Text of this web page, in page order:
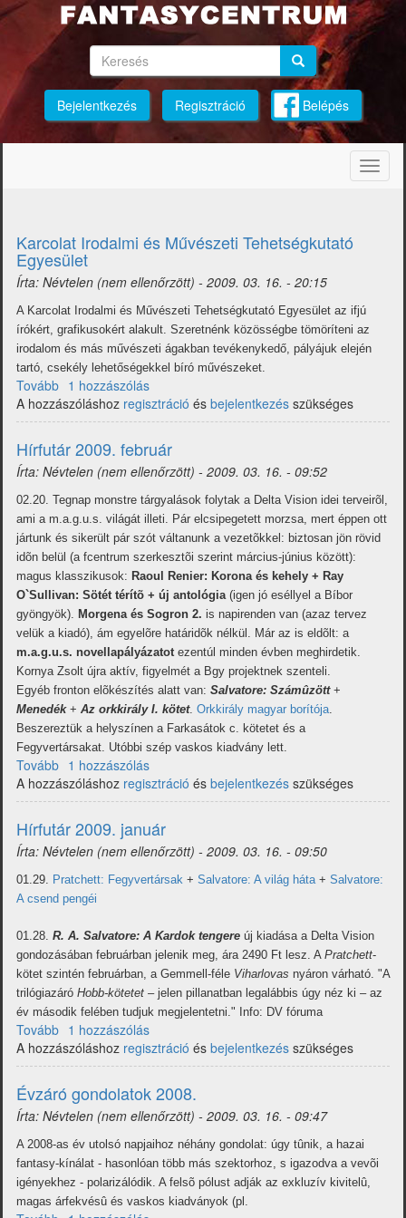
Ugrás
tartalomra
Keresés Keresés
Bejelentkezés Regisztráció Belépés
Karcolat Irodalmi és Művészeti Tehetségkutató
Egyesület
Írta: Névtelen (nem ellenőrzött) - 2009. 03. 16. - 20:15
A Karcolat Irodalmi és Művészeti Tehetségkutató Egyesület az ifjú
írókért, grafikusokért alakult. Szeretnénk közösségbe tömöríteni az
irodalom és más művészeti ágakban tevékenykedő, pályájuk elején
tartó, csekély lehetőségekkel bíró művészeket.
Tovább (Karcolat
Irodalmi
és
Művészeti
Tehetségkutató
Egyesület)
1 hozzászólás
A hozzászóláshoz regisztráció és bejelentkezés szükséges
Hírfutár 2009. február
Írta: Névtelen (nem ellenőrzött) - 2009. 03. 16. - 09:52
02.20. Tegnap monstre tárgyalások folytak a Delta Vision idei terveirõl,
ami a m.a.g.u.s. világát illeti. Pár elcsipegetett morzsa, mert éppen ott
jártunk és sikerült pár szót váltanunk a vezetõkkel: biztosan jön rövid
idõn belül (a fcentrum szerkesztõi szerint március-június között):
magus klasszikusok: Raoul Renier: Korona és kehely + Ray
O`Sullivan: Sötét térítõ + új antológia(igen jó eséllyel a Bíbor
gyöngyök). Morgena és Sogron 2. is napirenden van (azaz tervez
velük a kiadó), ám egyelõre határidõk nélkül. Már az is eldõlt: a
m.a.g.u.s. novellapályázatotezentúl minden évben meghirdetik.
Kornya Zsolt újra aktív, figyelmét a Bgy projektnek szenteli.
Egyéb fronton elõkészítés alatt van: Salvatore: Számûzött+
Menedék+ Az orkkirály I. kötet. Orkkirály magyar borítója.
Beszereztük a helyszínen a Farkasátok c. kötetet és a
Fegyvertársakat. Utóbbi szép vaskos kiadvány lett.
Tovább (Hírfutár
2009.
február)
1 hozzászólás
A hozzászóláshoz regisztráció és bejelentkezés szükséges
Hírfutár 2009. január
Írta: Névtelen (nem ellenőrzött) - 2009. 03. 16. - 09:50
01.29. Pratchett: Fegyvertársak + Salvatore: A világ háta+ Salvatore:
A csend pengéi
01.28. R. A. Salvatore: A Kardok tengere új kiadása a Delta Vision
gondozásában februárban jelenik meg, ára 2490 Ft lesz. A Pratchett-
kötet szintén februárban, a Gemmell-féle Viharlovas nyáron várható. "A
trilógiazáró Hobb-kötetet – jelen pillanatban legalábbis úgy néz ki – az
év második felében tudjuk megjelentetni." Info: DV fóruma
Tovább (Hírfutár
2009.
január)
1 hozzászólás
A hozzászóláshoz regisztráció és bejelentkezés szükséges
Évzáró gondolatok 2008.
Írta: Névtelen (nem ellenőrzött) - 2009. 03. 16. - 09:47
A 2008-as év utolsó napjaihoz néhány gondolat: úgy tûnik, a hazai
fantasy-kínálat - hasonlóan több más szektorhoz, s igazodva a vevõi
igényekhez - polarizálódik. A felsõ pólust adják az exkluzív kivitelû,
magas árfekvésû és vaskos kiadványok (pl.